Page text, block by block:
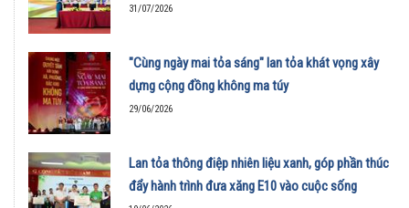
31/07/2026
"Cùng ngày mai tỏa sáng" lan tỏa khát vọng xây
dựng cộng đồng không ma túy
29/06/2026
Lan tỏa thông điệp nhiên liệu xanh, góp phần thúc
đẩy hành trình đưa xăng E10 vào cuộc sống